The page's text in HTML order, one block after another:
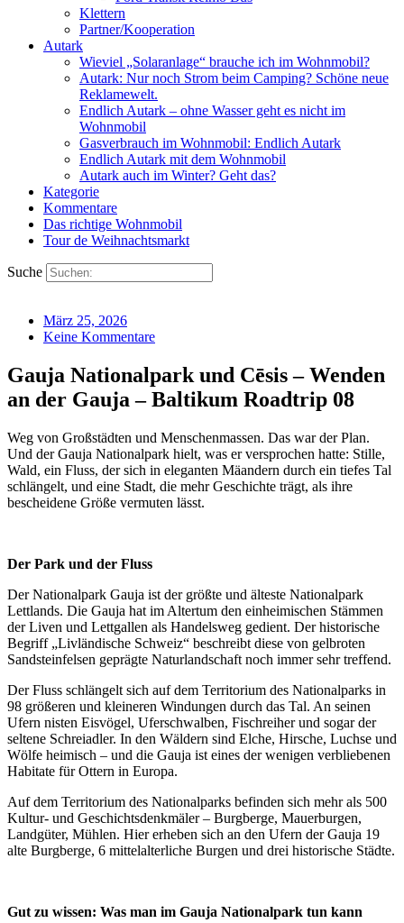
Klettern
Partner/Kooperation
Autark
Wieviel „Solaranlage“ brauche ich im Wohnmobil?
Autark: Nur noch Strom beim Camping? Schöne neue
Reklamewelt.
Endlich Autark – ohne Wasser geht es nicht im
Wohnmobil
Gasverbrauch im Wohnmobil: Endlich Autark
Endlich Autark mit dem Wohnmobil
Autark auch im Winter? Geht das?
Kategorie
Kommentare
Das richtige Wohnmobil
Tour de Weihnachtsmarkt
Suche
März 25, 2026
Keine Kommentare
Gauja Nationalpark und Cēsis – Wenden
an der Gauja – Baltikum Roadtrip 08
Weg von Großstädten und Menschenmassen. Das war der Plan.
Und der Gauja Nationalpark hielt, was er versprochen hatte: Stille,
Wald, ein Fluss, der sich in eleganten Mäandern durch ein tiefes Tal
schlängelt, und eine Stadt, die mehr Geschichte trägt, als ihre
bescheidene Größe vermuten lässt.
Der Park und der Fluss
Der Nationalpark Gauja ist der größte und älteste Nationalpark
Lettlands. Die Gauja hat im Altertum den einheimischen Stämmen
der Liven und Lettgallen als Handelsweg gedient. Der historische
Begriff „Livländische Schweiz“ beschreibt diese von gelbroten
Sandsteinfelsen geprägte Naturlandschaft noch immer sehr treffend.
Der Fluss schlängelt sich auf dem Territorium des Nationalparks in
98 größeren und kleineren Windungen durch das Tal. An seinen
Ufern nisten Eisvögel, Uferschwalben, Fischreiher und sogar der
seltene Schreiadler. In den Wäldern sind Elche, Hirsche, Luchse und
Wölfe heimisch – und die Gauja ist eines der wenigen verbliebenen
Habitate für Ottern in Europa.
Auf dem Territorium des Nationalparks befinden sich mehr als 500
Kultur- und Geschichtsdenkmäler – Burgberge, Mauerburgen,
Landgüter, Mühlen. Hier erheben sich an den Ufern der Gauja 19
alte Burgberge, 6 mittelalterliche Burgen und drei historische Städte.
Gut zu wissen: Was man im Gauja Nationalpark tun kann